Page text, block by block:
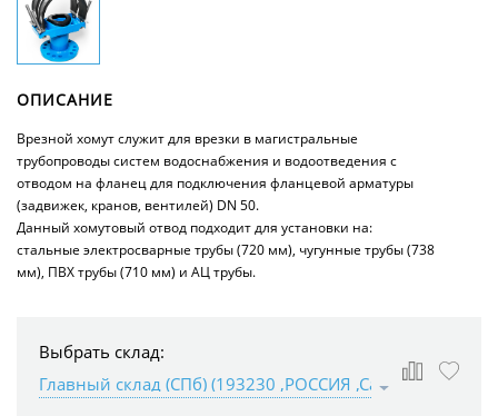
ОПИСАНИЕ
Врезной хомут служит для врезки в магистральные
трубопроводы систем водоснабжения и водоотведения с
отводом на фланец для подключения фланцевой арматуры
(задвижек, кранов, вентилей) DN 50.
Данный хомутовый отвод подходит для установки на:
стальные электросварные трубы (720 мм), чугунные трубы (738
мм), ПВХ трубы (710 мм) и АЦ трубы.
Выбрать склад: